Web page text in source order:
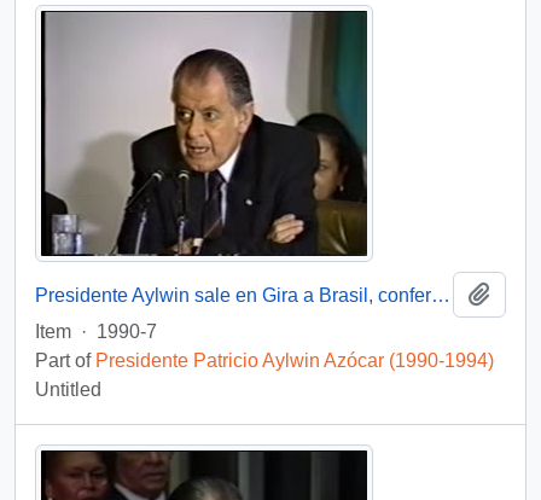
Presidente Aylwin sale en Gira a Brasil, conferencia de prensa : video
Item · 1990-7
Part of Presidente Patricio Aylwin Azócar (1990-1994)
Untitled